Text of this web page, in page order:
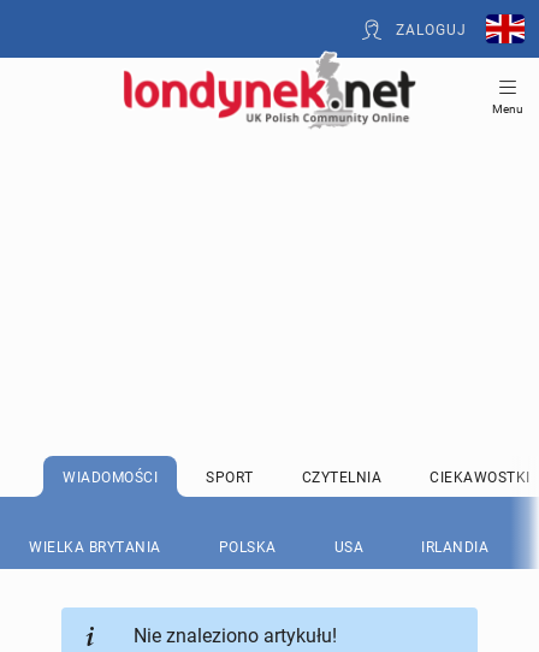
ZALOGUJ
Menu
WIADOMOŚCI SPORT CZYTELNIA CIEKAWOSTKI
WIELKA BRYTANIA POLSKA USA IRLANDIA
Nie znaleziono artykułu!